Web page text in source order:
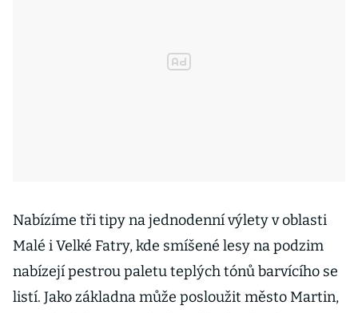
Nabízíme tři tipy na jednodenní výlety v oblasti
Malé i Velké Fatry, kde smíšené lesy na podzim
nabízejí pestrou paletu teplých tónů barvícího se
listí. Jako základna může posloužit město Martin,